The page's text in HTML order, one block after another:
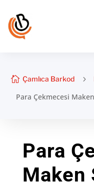
 Çamlıca Barkod 5
Para Çekmecesi
Para
Maken